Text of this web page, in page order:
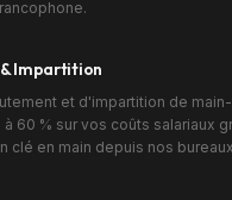
Impartition
et d'impartition de
60 % sur vos coûts salariaux
clé en main depuis nos